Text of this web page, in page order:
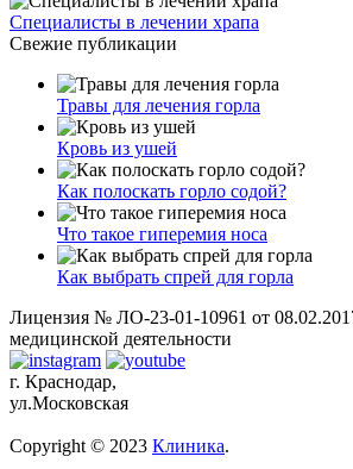
Специалисты в лечении храпа
Свежие публикации
Травы для лечения горла
Кровь из ушей
Как полоскать горло содой?
Что такое гиперемия носа
Как выбрать спрей для горла
Лицензия № ЛО-23-01-10961 от
медицинской деятельности
г. Краснодар,
ул.Московская
Copyright © 2023 Клиника.